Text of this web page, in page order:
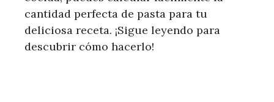
cantidad perfecta de pasta para tu
deliciosa receta. ¡Sigue leyendo para
descubrir cómo hacerlo!